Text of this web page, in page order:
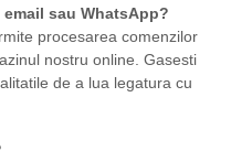
sau WhatsApp?
procesarea comenzilor
nostru online. Gasesti
de a lua legatura cu